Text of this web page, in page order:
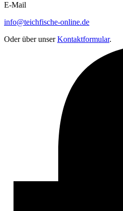
E-Mail
info@teichfische-online.de
Oder über unserKontaktformular.